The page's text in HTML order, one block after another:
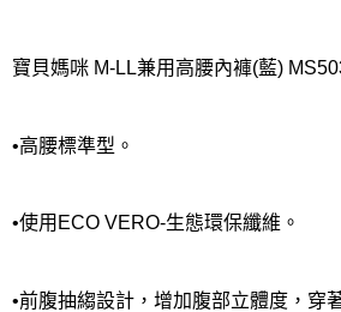
每筆NT$220
每筆NT$80，滿NT$1,000(含以上)免運費
寶貝媽咪 M-LL兼用高腰內褲(藍)
•高腰標準型。
•使用ECO VERO-生態環保纖維。
•前腹抽縐設計，增加腹部立體度，穿